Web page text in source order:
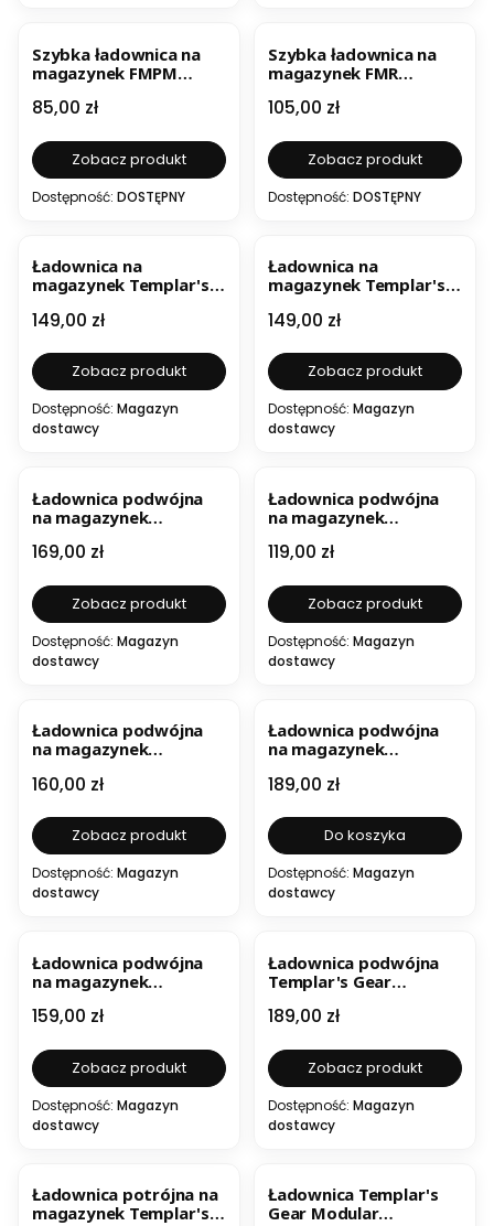
Szybka ładownica na
magazynek FMPM
pistolet
Cena
85,00 zł
Zobacz produkt
Dostępność: DOSTĘPNY
Szybka ładownica na
magazynek FMR
karabin
Cena
105,00 zł
Zobacz produkt
Dostępność: DOSTĘPNY
Ładownica na
magazynek Templar's
Cena
149,00 zł
Zobacz produkt
Dostępność: Magazyn
dostawcy
Ładownica na
magazynek Templar's
Cena
149,00 zł
Zobacz produkt
Dostępność: Magazyn
dostawcy
Ładownica podwójna
na magazynek
karabin
Cena
169,00 zł
Zobacz produkt
Dostępność: Magazyn
dostawcy
Ładownica podwójna
na magazynek
Cena
119,00 zł
Zobacz produkt
Dostępność: Magazyn
dostawcy
Ładownica podwójna
na magazynek
10RD FULL FLAP QR
Cena
160,00 zł
Zobacz produkt
Dostępność: Magazyn
dostawcy
Ładownica podwójna
na magazynek
FULL FLAP QR
Cena
189,00 zł
Do koszyka
Dostępność: Magazyn
dostawcy
Ładownica podwójna
na magazynek
FULL FLAP QR
Cena
159,00 zł
Zobacz produkt
Dostępność: Magazyn
dostawcy
Ładownica podwójna
Templar's Gear
karabin
Cena
189,00 zł
Zobacz produkt
Dostępność: Magazyn
dostawcy
Ładownica potrójna na
magazynek Templar's
Ładownica Templar's
Gear Modular